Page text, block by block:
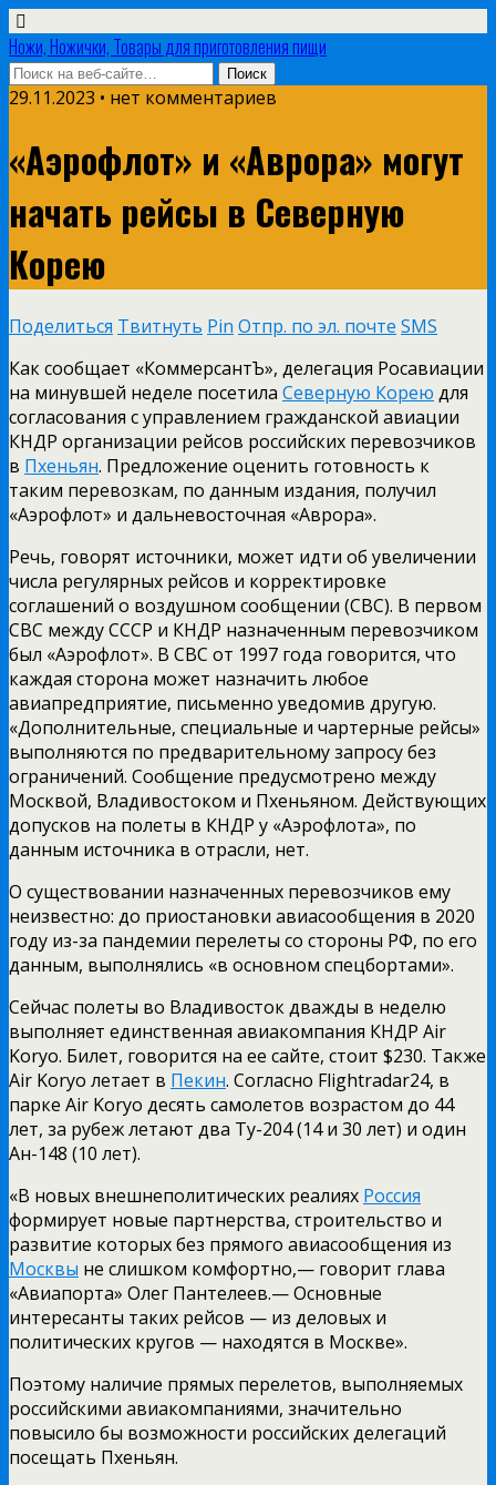
Ножи, Ножички, Товары для приготовления пищи
29.11.2023 • нет комментариев
«Аэрофлот» и «Аврора» могут
начать рейсы в Северную
Корею
Поделиться Твитнуть Pin Отпр. по эл. почте SMS
Как сообщает «КоммерсантЪ», делегация Росавиации
на минувшей неделе посетила Северную Корею для
согласования с управлением гражданской авиации
КНДР организации рейсов российских перевозчиков
в Пхеньян. Предложение оценить готовность к
таким перевозкам, по данным издания, получил
«Аэрофлот» и дальневосточная «Аврора».
Речь, говорят источники, может идти об увеличении
числа регулярных рейсов и корректировке
соглашений о воздушном сообщении (СВС). В первом
СВС между СССР и КНДР назначенным перевозчиком
был «Аэрофлот». В СВС от 1997 года говорится, что
каждая сторона может назначить любое
авиапредприятие, письменно уведомив другую.
«Дополнительные, специальные и чартерные рейсы»
выполняются по предварительному запросу без
ограничений. Сообщение предусмотрено между
Москвой, Владивостоком и Пхеньяном. Действующих
допусков на полеты в КНДР у «Аэрофлота», по
данным источника в отрасли, нет.
О существовании назначенных перевозчиков ему
неизвестно: до приостановки авиасообщения в 2020
году из-за пандемии перелеты со стороны РФ, по его
данным, выполнялись «в основном спецбортами».
Сейчас полеты во Владивосток дважды в неделю
выполняет единственная авиакомпания КНДР Air
Koryo. Билет, говорится на ее сайте, стоит $230. Также
Air Koryo летает в Пекин. Согласно Flightradar24, в
парке Air Koryo десять самолетов возрастом до 44
лет, за рубеж летают два Ту-204 (14 и 30 лет) и один
Ан-148 (10 лет).
«В новых внешнеполитических реалиях Россия
формирует новые партнерства, строительство и
развитие которых без прямого авиасообщения из
Москвы не слишком комфортно,— говорит глава
«Авиапорта» Олег Пантелеев.— Основные
интересанты таких рейсов — из деловых и
политических кругов — находятся в Москве».
Поэтому наличие прямых перелетов, выполняемых
российскими авиакомпаниями, значительно
повысило бы возможности российских делегаций
посещать Пхеньян.